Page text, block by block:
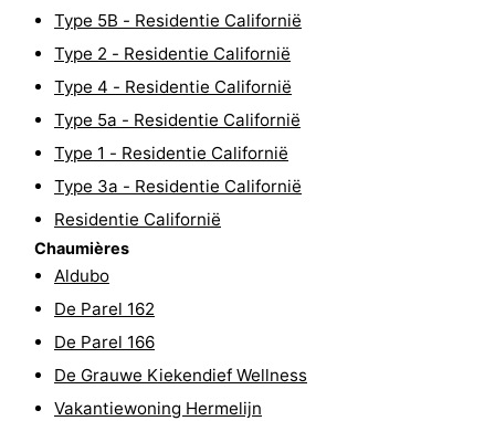
Krim
EuroParcs
Kustpark
Texel
Sluftervallei
Strandhuys
Villapark
Residentie
Texel
Villapark
Vogelmient
Hôtels
Last
minutes
Plages
Type 5B - Residentie Californië
Type 2 - Residentie Californië
Type 4 - Residentie Californië
Type 5a - Residentie Californië
Type 1 - Residentie Californië
Type 3a - Residentie Californië
Residentie Californië
Chaumières
Aldubo
De Parel 162
De Parel 166
De Grauwe Kiekendief Wellness
Vakantiewoning Hermelijn